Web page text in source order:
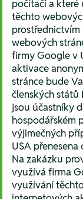
počítači a které
těchto
webových
firmy Google v
aktivace
stránce bude
členských států
jsou účastníky
hospodářském
výjimečných
USA
Na zakázku
využívá firma
využívání